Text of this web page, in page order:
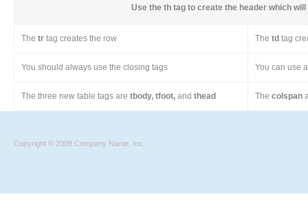
Use the th tag to create the header which
The tr tag creates the row The td tag
You should always use the closing tags You can use
The three new table tags are tbody, tfoot, and thead The colspan
Copyright © 2009 Company Name, Inc.